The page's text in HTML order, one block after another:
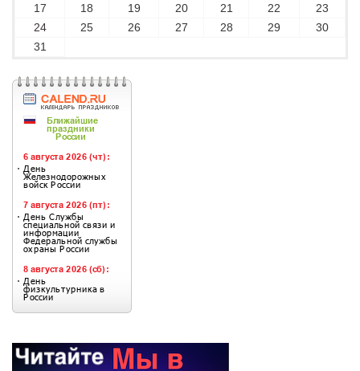
17
18 19 20 21 22
23
24
25 26 27 28 29
30
31